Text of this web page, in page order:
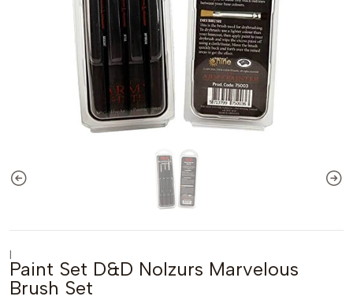
|
Paint Set D&D Nolzurs Marvelous
Brush Set